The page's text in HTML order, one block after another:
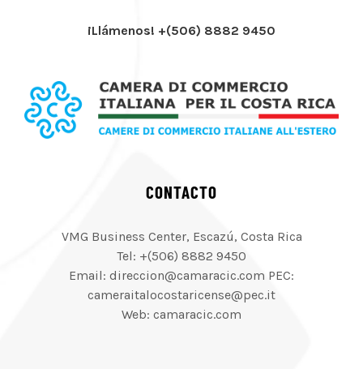
¡Llámenos! +(506) 8882 9450
CONTACTO
VMG Business Center, Escazú, Costa Rica
Tel: +(506) 8882 9450
Email: direccion@camaracic.com PEC:
cameraitalocostaricense@pec.it
Web: camaracic.com